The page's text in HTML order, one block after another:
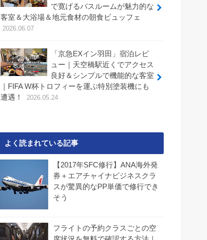
で寛げるバスルームが魅力的な
客室＆大浴場＆地元食材の朝食ビュッフェ
2026.06.07
「京急EXイン羽田」宿泊レビ
ュー｜天空橋駅近くでアクセス
良好＆シンプルで機能的な客室
｜FIFA W杯トロフィーを運ぶ特別塗装機にも
遭遇！
2026.05.24
よく読まれている記事
【2017年SFC修行】ANA海外発
券＋エアチャイナビジネスクラ
スが驚異的なPP単価で修行でき
そう
フライトの予約クラスごとの空